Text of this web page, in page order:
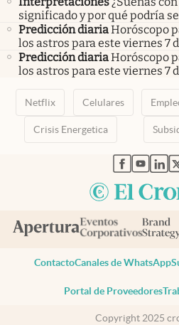
significado y por qué podría
Predicción diariaHoróscopo
los astros para este viernes 7
Predicción diariaHoróscopo
los astros para este viernes 7
Netflix Celulares
Crisis Energetica
abre en
abre
ContactoCanales de WhatsApp
Portal de Proveedores
Copyright 2025